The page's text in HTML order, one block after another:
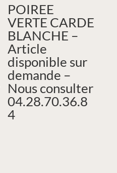
POIREE
VERTE CARDE
BLANCHE –
Article
disponible sur
demande –
Nous consulter
04.28.70.36.8
4